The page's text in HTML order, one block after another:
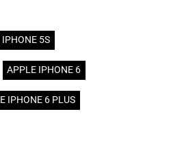
5S
APPLE IPHONE 6
IPHONE 6 PLUS